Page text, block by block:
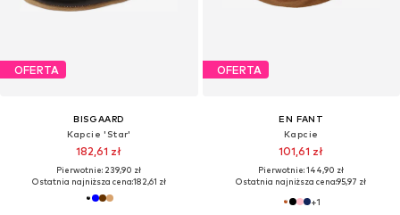
OFERTA
BISGAARD
Kapcie 'Star'
182,61 zł
Pierwotnie: 239,90 zł
Ostatnia najniższa cena:182,61 zł
OFERTA
EN FANT
Kapcie
101,61 zł
Pierwotnie: 144,90 zł
Ostatnia najniższa cena:95,97 zł
+1